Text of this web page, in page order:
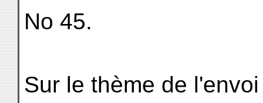
No 45.
Sur le thème de